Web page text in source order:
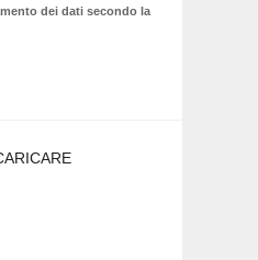
dei dati secondo la